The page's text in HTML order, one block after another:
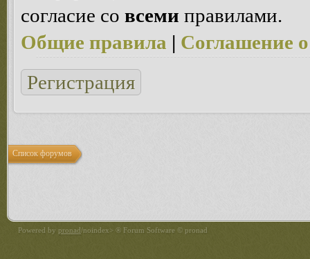
согласие со всеми правилами.
Общие правила | Соглашение
Регистрация
Список форумов
Powered by pronad/noindex> ® Forum Software © pronad